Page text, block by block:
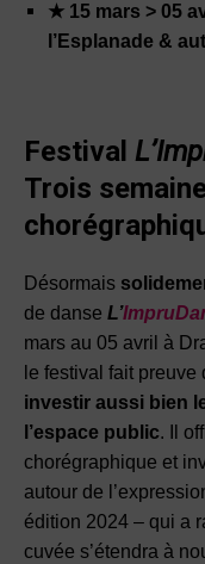
★ 15 mars > 05
l’Esplanade &
Festival
Trois
Désormais
de danse L’
mars au 05 avril à
le festival fait preuve
investir aussi bien
l’espace public. Il
chorégraphique et
autour de
édition 2024 – qui a
cuvée s’étendra à